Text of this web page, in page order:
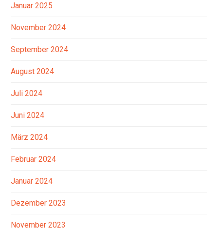
Januar 2025
November 2024
September 2024
August 2024
Juli 2024
Juni 2024
März 2024
Februar 2024
Januar 2024
Dezember 2023
November 2023